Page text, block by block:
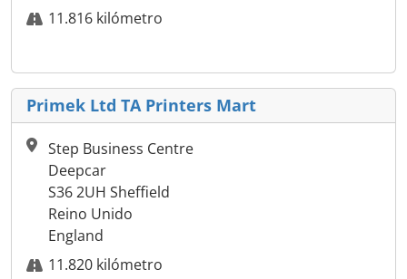
11.816 kilómetro
Primek Ltd TA Printers Mart
Step Business Centre
Deepcar
S36 2UH Sheffield
Reino Unido
England
11.820 kilómetro